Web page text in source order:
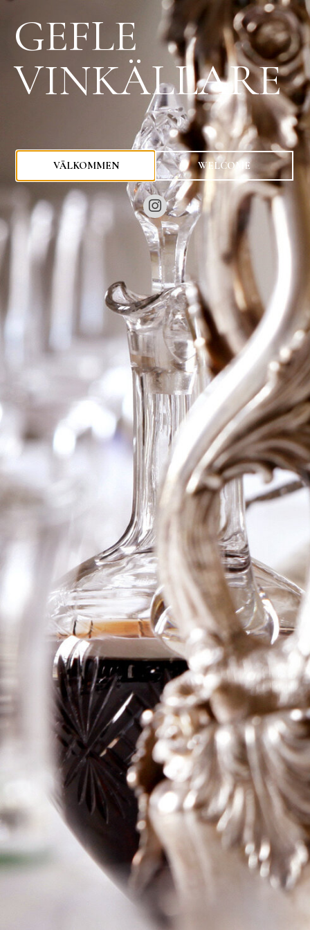
kr
2011 Ch
Rieussec
Logga in för att se priset
Art.nr: 20912-01
Information
Producent Ch Rieussec
Årgång 2011
Land Frankrike
Område Sauternes
Färg Sött
75cl
–
GEFLE
VINKÄLLARE
VÄLKOMMEN WELCOME